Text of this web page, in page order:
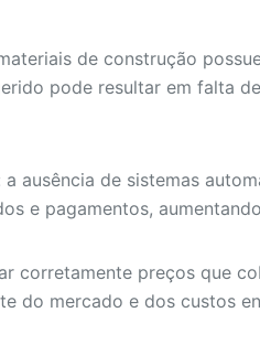
de construção
pode resultar em falta
a ausência de sistemas
e pagamentos,
corretamente preços que
do mercado e dos custos